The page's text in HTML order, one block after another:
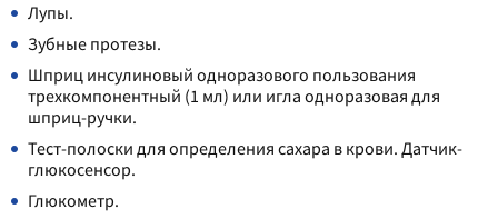
Лупы.
Зубные протезы.
Шприц инсулиновый одноразового пользования
трехкомпонентный (1 мл) или игла одноразовая для
шприц-ручки.
Тест-полоски для определения сахара в крови. Датчик-
глюкосенсор.
Глюкометр.